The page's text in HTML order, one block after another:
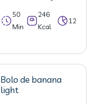
50
Min
246
Kcal
12
Bolo de banana
light